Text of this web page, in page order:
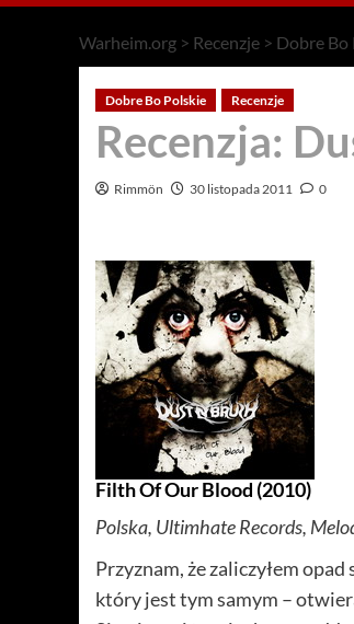
Warheim.org > Recenzje > Dobre Bo
Dobre Bo Polskie Recenzje
Recenzja:
Rimmön 30 listopada 2011 0
Filth Of Our Blood (2010)
Polska, Ultimhate Records,
Przyznam, że zaliczyłem
który jest tym samym –